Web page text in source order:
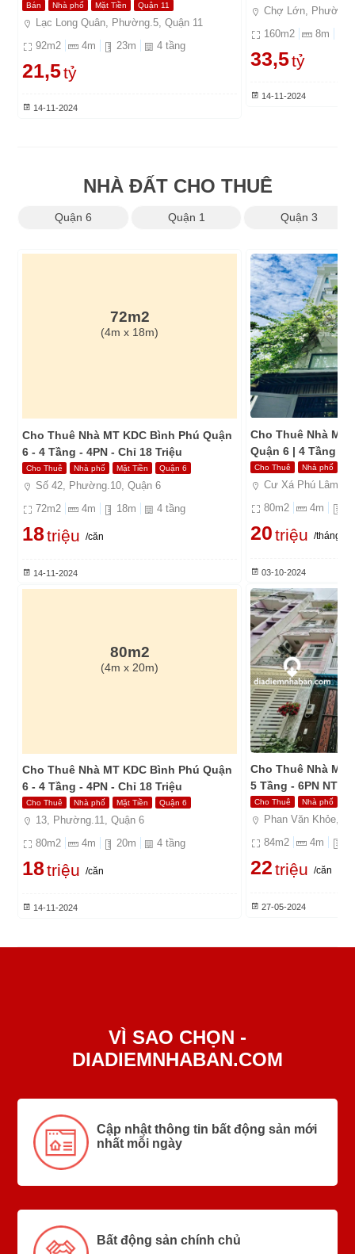
Bán Nhà phố Mặt Tiền Quận 11
Lạc Long Quân, Phường.5, Quận 11
92m2 4m 23m 4 tầng
21,5tỷ
14-11-2024
Chợ Lớn,
160m2 8m
33,5tỷ
14-11-2024
NHÀ ĐẤT CHO THUÊ
Quận 6 Quận 1 Quận 3
72m2
(4m x 18m)
Cho Thuê Nhà MT KDC Bình Phú Quận
6 - 4 Tầng - 4PN - Chỉ 18 Triệu
Cho Thuê Nhà phố Mặt Tiền Quận 6
Số 42, Phường.10, Quận 6
72m2 4m 18m 4 tầng
18triệu /căn
14-11-2024
80m2
(4m x 20m)
Cho Thuê Nhà MT KDC Bình Phú Quận
6 - 4 Tầng - 4PN - Chỉ 18 Triệu
Cho Thuê Nhà phố Mặt Tiền Quận 6
13, Phường.11, Quận 6
80m2 4m 20m 4 tầng
18triệu /căn
14-11-2024
Cho Thuê Nhà
Quận 6 | 4 Tầng |
Cho Thuê Nhà phố
Cư Xá Phú Lâm
80m2 4m
20triệu /tháng
03-10-2024
Cho Thuê Nhà MT
5 Tầng - 6PN
Cho Thuê Nhà phố
Phan Văn Khỏe,
84m2 4m
22triệu /căn
27-05-2024
VÌ SAO CHỌN -
DIADIEMNHABAN.COM
Cập nhật thông tin bất động sản mới
nhất mỗi ngày
Bất động sản chính chủ